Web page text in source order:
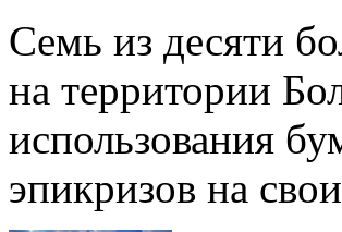
Семь из десяти
на территории
использования
эпикризов на